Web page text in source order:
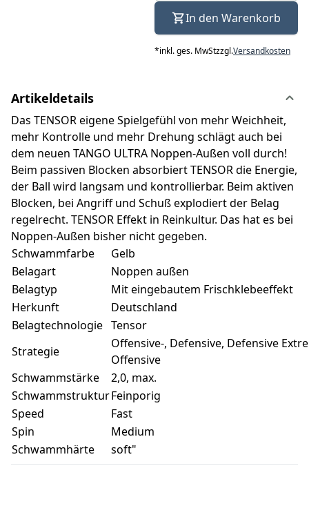
In den Warenkorb
*inkl. ges. MwStzzgl.Versandkosten
Artikeldetails
Das TENSOR eigene Spielgefühl von mehr Weichheit,
mehr Kontrolle und mehr Drehung schlägt auch bei
dem neuen TANGO ULTRA Noppen-Außen voll durch!
Beim passiven Blocken absorbiert TENSOR die Energie,
der Ball wird langsam und kontrollierbar. Beim aktiven
Blocken, bei Angriff und Schuß explodiert der Belag
regelrecht. TENSOR Effekt in Reinkultur. Das hat es bei
Noppen-Außen bisher nicht gegeben.
Schwammfarbe
Gelb
Belagart
Noppen außen
Belagtyp
Mit eingebautem Frischklebeeffekt
Herkunft
Deutschland
Belagtechnologie Tensor
Strategie
Offensive-, Defensive, Defensive
Offensive
Schwammstärke
2,0, max.
SchwammstrukturFeinporig
Speed
Fast
Spin
Medium
Schwammhärte
soft"